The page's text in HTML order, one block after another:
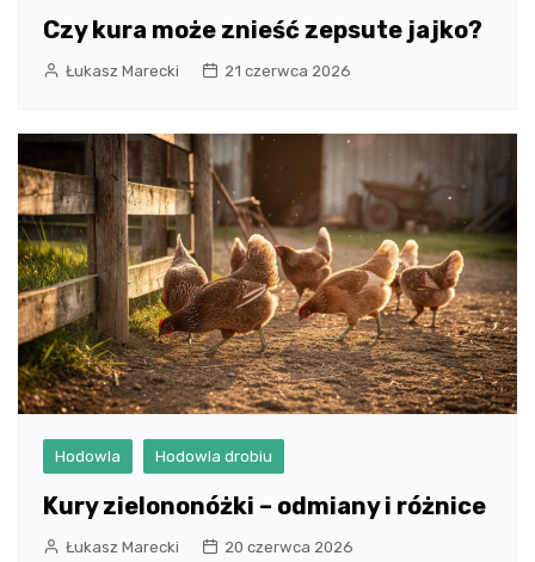
Czy kura może znieść zepsute jajko?
Łukasz Marecki 21 czerwca 2026
Hodowla Hodowla drobiu
Kury zielononóżki – odmiany i różnice
Łukasz Marecki 20 czerwca 2026